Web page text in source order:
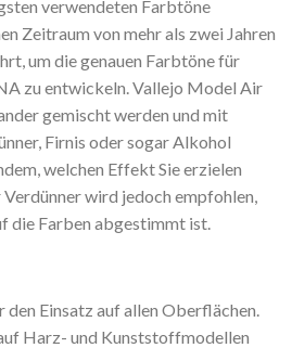
verwendeten Farbtöne
Zeitraum von mehr als zwei Jahren
um die genauen Farbtöne für
zu entwickeln. Vallejo Model Air
gemischt werden und mit
Firnis oder sogar Alkohol
welchen Effekt Sie erzielen
wird jedoch empfohlen,
die Farben abgestimmt ist.
Einsatz auf allen Oberflächen.
Harz- und Kunststoffmodellen